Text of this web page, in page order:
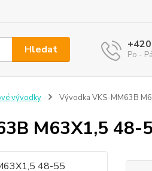
Hledat Po -
vývodky Vývodka VKS-MM63B
M63X1,5 48-